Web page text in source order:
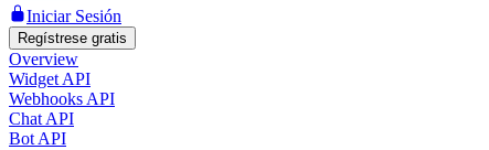
Iniciar Sesión
Regístrese gratis
Overview
Widget API
Webhooks API
Chat API
Bot API